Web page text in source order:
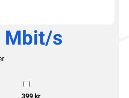
Mbit/s